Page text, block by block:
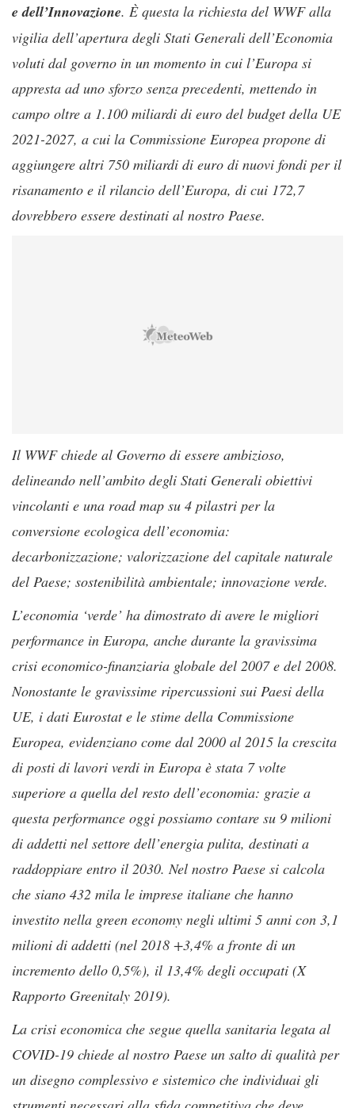
e dell’Innovazione. È questa la richiesta del WWF alla
vigilia dell’apertura degli Stati Generali dell’Economia
voluti dal governo in un momento in cui l’Europa si
appresta ad uno sforzo senza precedenti, mettendo in
campo oltre a 1.100 miliardi di euro del budget della UE
2021-2027, a cui la Commissione Europea propone di
aggiungere altri 750 miliardi di euro di nuovi fondi per il
risanamento e il rilancio dell’Europa, di cui 172,7
dovrebbero essere destinati al nostro Paese.
Il WWF chiede al Governo di essere ambizioso,
delineando nell’ambito degli Stati Generali obiettivi
vincolanti e una road map su 4 pilastri per la
conversione ecologica dell’economia:
decarbonizzazione; valorizzazione del capitale naturale
del Paese; sostenibilità ambientale; innovazione verde.
L’economia ‘verde’ ha dimostrato di avere le migliori
performance in Europa, anche durante la gravissima
crisi economico-finanziaria globale del 2007 e del 2008.
Nonostante le gravissime ripercussioni sui Paesi della
UE, i dati Eurostat e le stime della Commissione
Europea, evidenziano come dal 2000 al 2015 la crescita
di posti di lavori verdi in Europa è stata 7 volte
superiore a quella del resto dell’economia: grazie a
questa performance oggi possiamo contare su 9 milioni
di addetti nel settore dell’energia pulita, destinati a
raddoppiare entro il 2030. Nel nostro Paese si calcola
che siano 432 mila le imprese italiane che hanno
investito nella green economy negli ultimi 5 anni con 3,1
milioni di addetti (nel 2018 +3,4% a fronte di un
incremento dello 0,5%), il 13,4% degli occupati (X
Rapporto Greenitaly 2019).
La crisi economica che segue quella sanitaria legata al
COVID-19 chiede al nostro Paese un salto di qualità per
un disegno complessivo e sistemico che individuai gli